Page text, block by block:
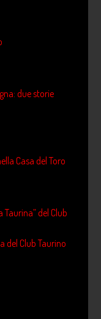
due storie
Casa del Toro
Taurina” del Club
del Club Taurino